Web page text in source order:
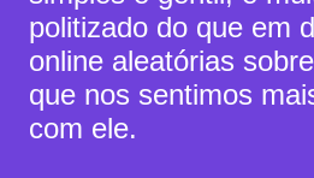
politizado do que em
online aleatórias
que nos sentimos
com ele.